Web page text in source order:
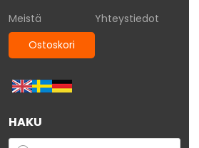
Meistä
Yhteystiedot
Ostoskori
HAKU